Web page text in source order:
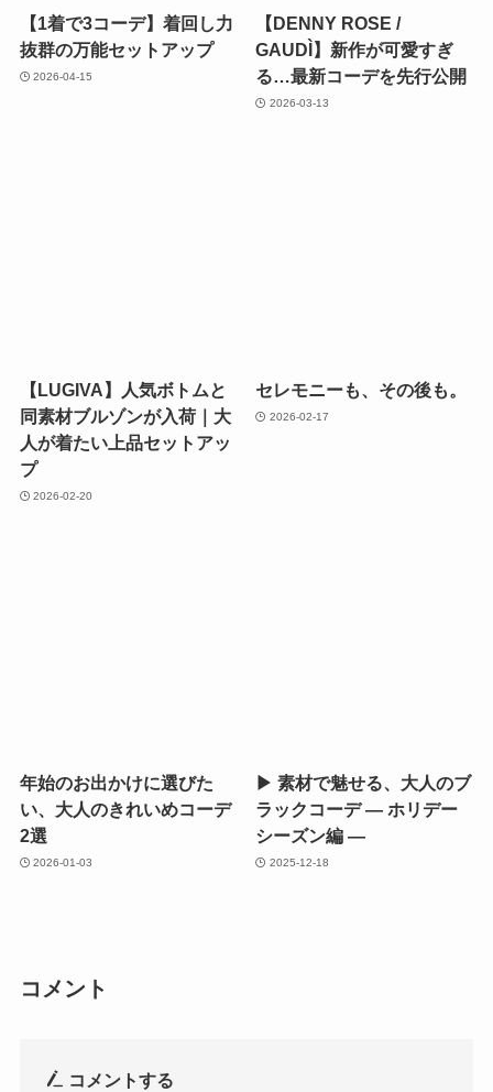
【1着で3コーデ】着回し力
抜群の万能セットアップ
2026-04-15
【DENNY ROSE /
GAUDÌ】新作が可愛すぎ
る…最新コーデを先行公開
2026-03-13
【LUGIVA】人気ボトムと
同素材ブルゾンが入荷｜大
人が着たい上品セットアッ
プ
2026-02-20
セレモニーも、その後も。
2026-02-17
年始のお出かけに選びた
い、大人のきれいめコーデ
2選
2026-01-03
▶ 素材で魅せる、大人のブ
ラックコーデ ― ホリデー
シーズン編 ―
2025-12-18
コメント
コメントする